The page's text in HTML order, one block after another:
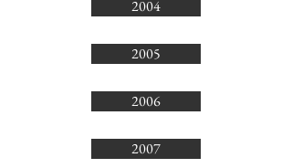
2004
2005
2006
2007